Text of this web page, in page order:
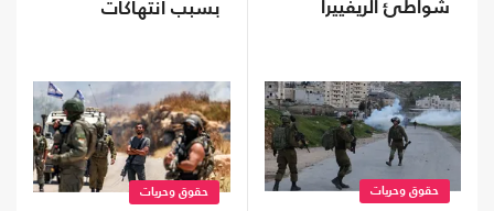
شواطئ الريفييرا
بسبب انتهاكات
حقوق وحريات حقوق وحريات